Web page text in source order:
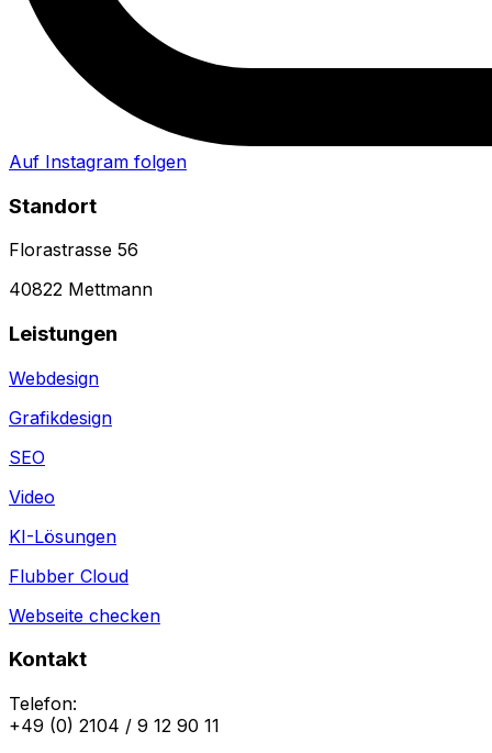
Auf Instagram folgen
Standort
Florastrasse 56
40822 Mettmann
Leistungen
Webdesign
Grafikdesign
SEO
Video
KI-Lösungen
Flubber Cloud
Webseite checken
Kontakt
Telefon:
+49 (0) 2104 / 9 12 90 11